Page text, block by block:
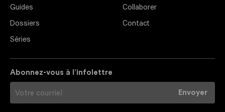
Guides
Dossiers
Séries
Collaborer
Contact
Abonnez-vous à l’infolettre